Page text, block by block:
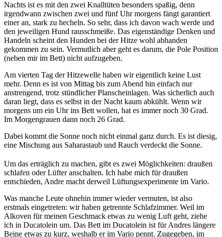
Nachts ist es mit den zwei Knalltüten besonders spaßig, denn
irgendwann zwischen zwei und fünf Uhr morgens fängt garantiert
einer an, stark zu hecheln. So sehr, dass ich davon wach werde und
den jeweiligen Hund rausschmeiße. Das eigenständige Denken und
Handeln scheint den Hunden bei der Hitze wohl abhanden
gekommen zu sein. Vermutlich aber geht es darum, die Pole Position
(neben mir im Bett) nicht aufzugeben.
Am vierten Tag der Hitzewelle haben wir eigentlich keine Lust
mehr. Denn es ist von Mittag bis zum Abend hin einfach nur
anstrengend, trotz stündlicher Planscheinlagen. Was sicherlich auch
daran liegt, dass es selbst in der Nacht kaum abkühlt. Wenn wir
morgens um ein Uhr ins Bett wollen, hat es immer noch 30 Grad.
Im Morgengrauen dann noch 26 Grad.
Dabei kommt die Sonne noch nicht einmal ganz durch. Es ist diesig,
eine Mischung aus Saharastaub und Rauch verdeckt die Sonne.
Um das erträglich zu machen, gibt es zwei Möglichkeiten: draußen
schlafen oder Lüfter anschalten. Ich habe mich für draußen
entschieden, Andre macht derweil Lüftungsexperimente im Vario.
Was manche Leute ohnehin immer wieder vermuten, ist also
erstmals eingetreten: wir haben getrennte Schlafzimmer. Weil im
Alkoven für meinen Geschmack etwas zu wenig Luft geht, ziehe
ich in Ducatolein um. Das Bett im Ducatolein ist für Andres längere
Beine etwas zu kurz, weshalb er im Vario pennt. Zugegeben, im